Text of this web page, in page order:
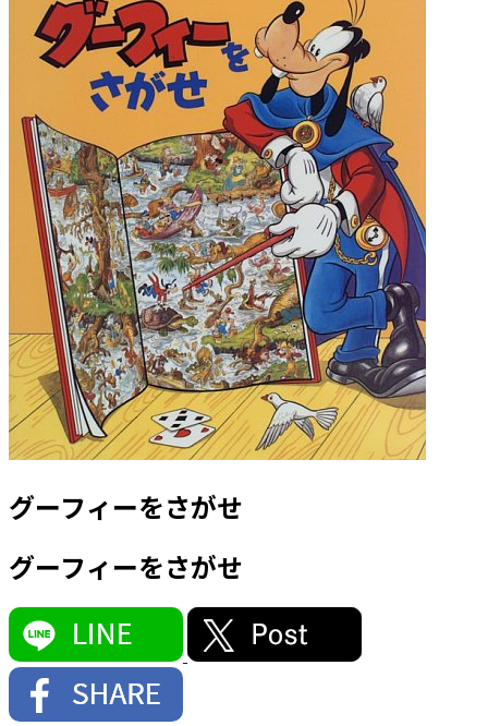
グーフィーをさがせ
グーフィーをさがせ